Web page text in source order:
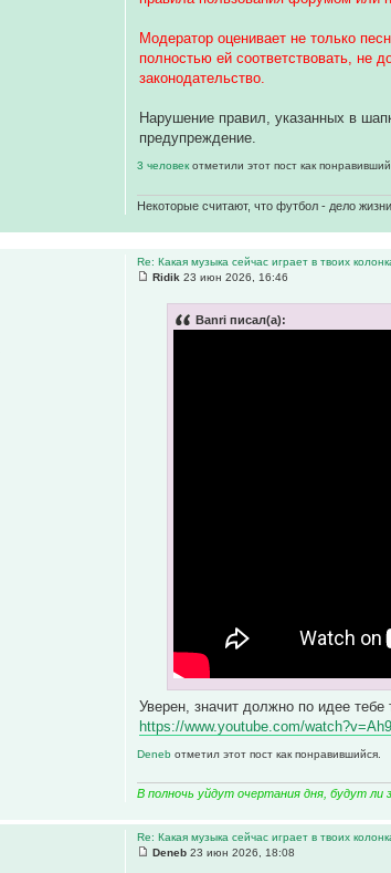
Модератор оценивает не только
полностью ей соответствовать, не
законодательство.
Нарушение правил, указанных в
предупреждение.
3 человекотметили этот пост как
Некоторые считают, что футбол - дело
Re: Какая музыка сейчас играет в твоих
Ridik 23 июн 2026, 16:46
Banri писал(а):
Уверен, значит должно по идее тебе
https://www.youtube.com/
Denebотметил этот пост как понравившийся.
В полночь уйдут очертания дня, будут
Re: Какая музыка сейчас играет в твоих
Deneb 23 июн 2026, 18:08